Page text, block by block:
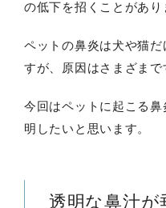
の低下を招くことがあり
ペットの鼻炎は犬や猫
すが、原因はさまざまで
今回はペットに起こる
明したいと思います。
透明な鼻汁が